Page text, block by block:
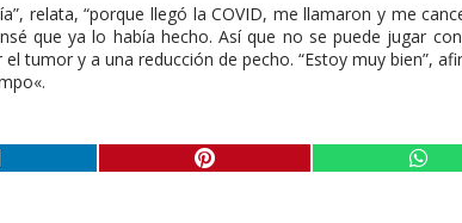
relata, “porque llegó la COVID, me llamaron y me
que ya lo había hecho. Así que no se puede jugar
tumor y a una reducción de pecho. “Estoy muy bien”,